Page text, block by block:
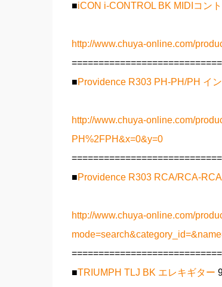
■iCON i-CONTROL BK MIDIコン
http://www.chuya-online.com/
■Providence R303 PH-PH/PH イ
http://www.chuya-online.com/
PH%2FPH&x=0&y=0
■Providence R303 RCA/RCA-
http://www.chuya-online.com/
■TRIUMPH TLJ BK エレキギター